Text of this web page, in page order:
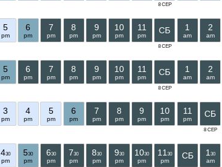
8 СЕР
5
pm
6
pm
7
pm
8
pm
9
pm
10
pm
11
pm
8 СЕР
СБ 1
am
2
am
5
pm
6
pm
7
pm
8
pm
9
pm
10
pm
11
pm
8 СЕР
СБ 1
am
2
am
3
pm
4
pm
5
pm
6
pm
7
pm
8
pm
9
pm
10
pm
11
pm
8 СЕР
СБ
430
pm
530
pm
630
pm
730
pm
830
pm
930
pm
1030
pm
11 30
pm СБ 1 30
am